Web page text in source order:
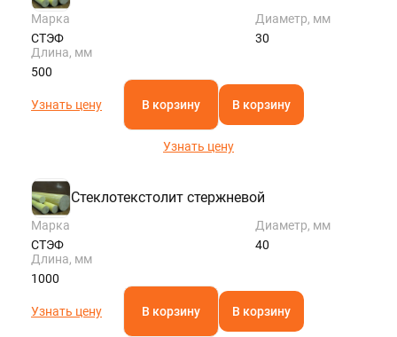
Марка
СТЭФ
Диаметр, мм
30
Длина, мм
500
Узнать цену В корзину В корзину
Узнать цену
Стеклотекстолит стержневой
Марка
СТЭФ
Диаметр, мм
40
Длина, мм
1000
Узнать цену В корзину В корзину